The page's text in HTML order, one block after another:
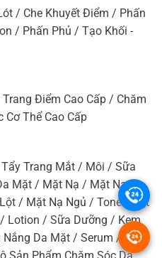
/ Che Khuyết Điểm / Phấn
/ Phấn Phủ / Tạo Khối -
Điểm Cao Cấp / Chăm
Cơ Thể Cao Cấp
Trang Mắt / Môi / Sữa
Mặt / Mặt Nạ / Mặt Nạ
/ Mặt Nạ Ngủ / Toner / Xịt
Lotion / Sữa Dưỡng / Kem
Da Mặt / Serum / Kem
.
.